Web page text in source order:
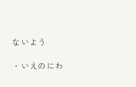
ないよう
・いえのにわ